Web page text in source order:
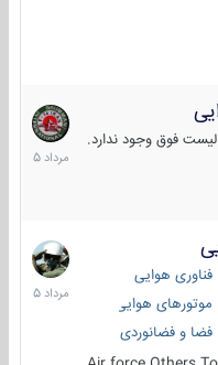
فوق وجود ندارد.
7
مرداد
1405
هوایی
هوایی
و فضانوردی
2
مرداد
1405